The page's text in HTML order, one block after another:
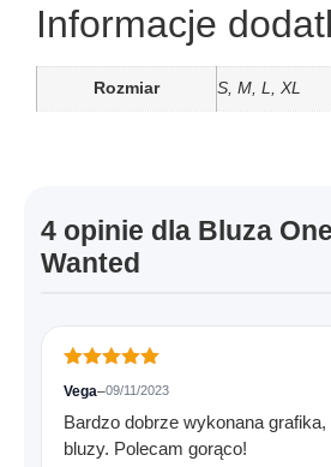
Informacje
Rozmiar S, M, L, XL
4 opinie dla Bluza
Wanted
Oceniono5
na 5
Vega–09/11/2023
Bardzo dobrze wykonana grafika,
bluzy. Polecam gorąco!